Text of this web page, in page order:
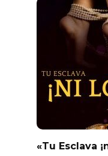
«Tu Esclava